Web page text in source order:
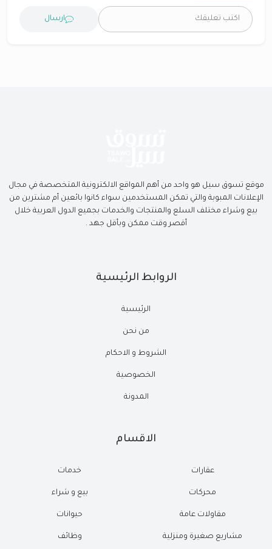
ارسال
موقع تسوق سيل هو واحد من أهم المواقع الالكترونية المتخصصة في مجال
الإعلانات المبوبة والتي تمكن المستخدمين سواء كانوا بائعين أم مشترين من
بيع وشراء مختلف السلع والمنتجات والخدمات بجميع الدول العربية خلال
أقصر وقت ممكن وبأقل جهد .
الروابط الرئيسية
الرئيسية
من نحن
الشروط و الاحكام
الخصوصية
المدونة
الاقسام
عقارات
محركات
مقاولات عامة
مشاريع صغيرة ومنزلية
خدمات
بيع و شراء
حيوانات
وظائف